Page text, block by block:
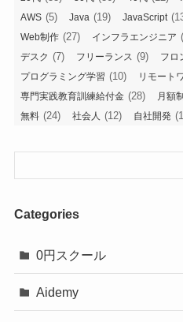
AWS (5) Java (19) JavaScript
Web制作 (27) インフラエンジニア
デスク (7) フリーランス (9) フロ
プログラミング学習 (10) リモート
専門実践教育訓練給付金 (28) 月額制
無料 (24) 社会人 (12) 自社開発
Categories
0円スクール
Aidemy